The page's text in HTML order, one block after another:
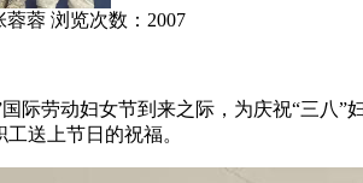
蓉蓉 浏览次数： 2007
国际劳动妇女节到来之际，为庆祝“三八
送上节日的祝福。